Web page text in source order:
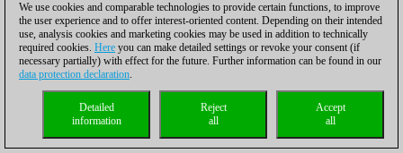
El mapamundi de Playchess.com
We use cookies and comparable technologies to provide certain functions, to improve
the user experience and to offer interest-oriented content. Depending on their intended
use, analysis cookies and marketing cookies may be used in addition to technically
required cookies. Here you can make detailed settings or revoke your consent (if
necessary partially) with effect for the future. Further information can be found in our
data protection declaration.
Accept
all
Reject
all
Detailed
information